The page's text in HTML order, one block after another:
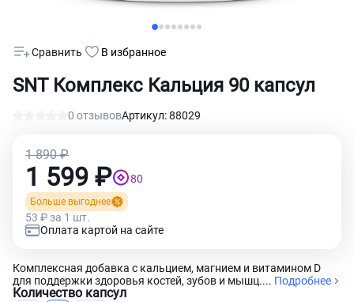
SNT Комплекс Кальция 90 капсул
0 отзывовАртикул: 88029
Сравнить В избранное
Комплексная добавка с кальцием, магнием и витамином D
для поддержки здоровья костей, зубов и мышц.... Подробнее
Количество капсул
1 890 ₽
1 599 ₽ 80
Больше выгоднее
53 ₽ за 1 шт.
Оплата картой на сайте